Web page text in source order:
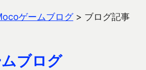
ゲームブログ> ブログ記事
ブログ